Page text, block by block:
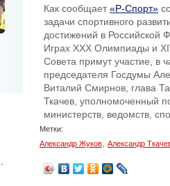
Как сообщает«Р-Спорт»
задачи спортивного
достижений в Российской
Играх XXX Олимпиады и
Совета примут участие, в
председателя Госдумы
Виталий Смирнов, глава
Ткачев, уполномоченный
министерств, ведомств,
Метки:
Александр Жуков
Александр